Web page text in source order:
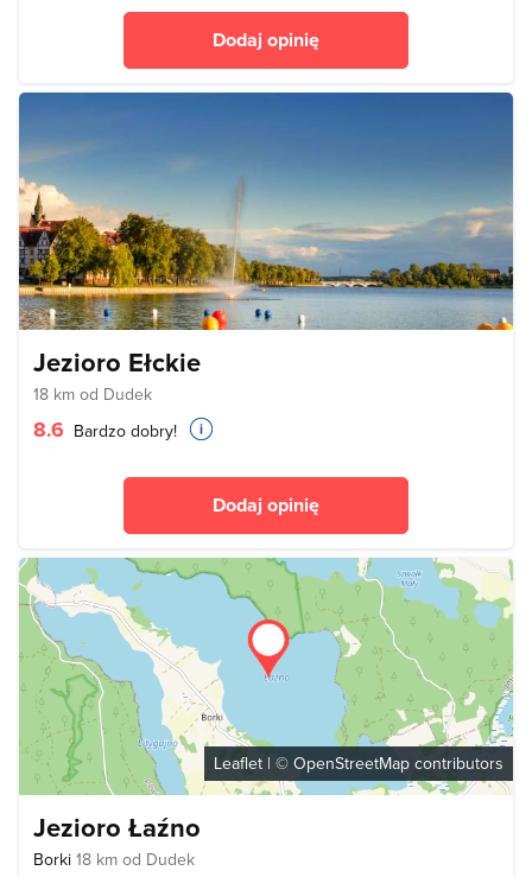
Dodaj opinię
Jezioro Ełckie
18 km od Dudek
8.6 Bardzo dobry!
Dodaj opinię
Leaflet | © OpenStreetMap contributors
Jezioro Łaźno
Borki 18 km od Dudek